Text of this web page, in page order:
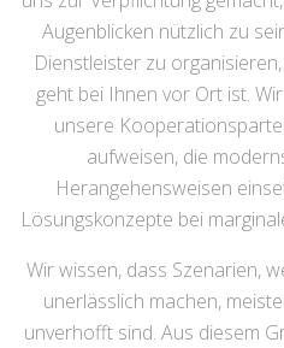
Augenblicken nützlich zu
Dienstleister zu
geht bei Ihnen vor Ort ist.
unsere
aufweisen, die
Herangehensweisen
Lösungskonzepte bei
Wir wissen, dass Szenarien,
unerlässlich machen,
unverhofft sind. Aus diesem